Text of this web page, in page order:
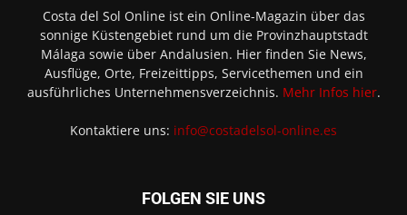
Costa del Sol Online ist ein Online-Magazin über das
sonnige Küstengebiet rund um die Provinzhauptstadt
Málaga sowie über Andalusien. Hier finden Sie News,
Ausflüge, Orte, Freizeittipps, Servicethemen und ein
ausführliches Unternehmensverzeichnis. Mehr Infos hier.
Kontaktiere uns: info@costadelsol-online.es
FOLGEN SIE UNS